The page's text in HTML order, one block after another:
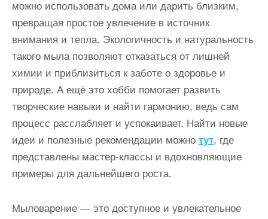
можно использовать дома или дарить близким,
превращая простое увлечение в источник
внимания и тепла. Экологичность и натуральность
такого мыла позволяют отказаться от лишней
химии и приблизиться к заботе о здоровье и
природе. А ещё это хобби помогает развить
творческие навыки и найти гармонию, ведь сам
процесс расслабляет и успокаивает. Найти новые
идеи и полезные рекомендации можно тут, где
представлены мастер-классы и вдохновляющие
примеры для дальнейшего роста.
Мыловарение — это доступное и увлекательное